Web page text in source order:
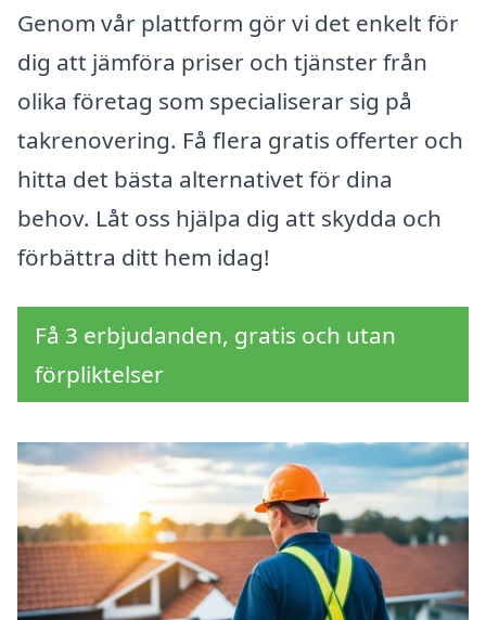
Genom vår plattform gör vi det enkelt för
dig att jämföra priser och tjänster från
olika företag som specialiserar sig på
takrenovering. Få flera gratis offerter och
hitta det bästa alternativet för dina
behov. Låt oss hjälpa dig att skydda och
förbättra ditt hem idag!
Få 3 erbjudanden, gratis och utan
förpliktelser